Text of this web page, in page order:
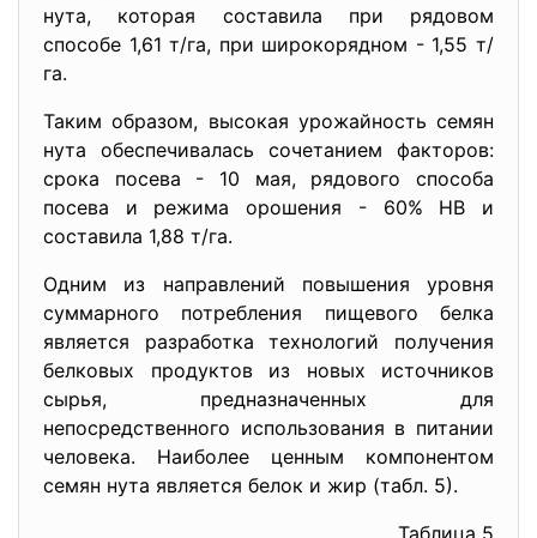
нута, которая составила при рядовом
способе 1,61 т/га, при широкорядном - 1,55 т/
га.
Таким образом, высокая урожайность семян
нута обеспечивалась сочетанием факторов:
срока посева - 10 мая, рядового способа
посева и режима орошения - 60% НВ и
составила 1,88 т/га.
Одним из направлений повышения уровня
суммарного потребления пищевого белка
является разработка технологий получения
белковых продуктов из новых источников
сырья, предназначенных для
непосредственного использования в питании
человека. Наиболее ценным компонентом
семян нута является белок и жир (табл. 5).
Таблица 5